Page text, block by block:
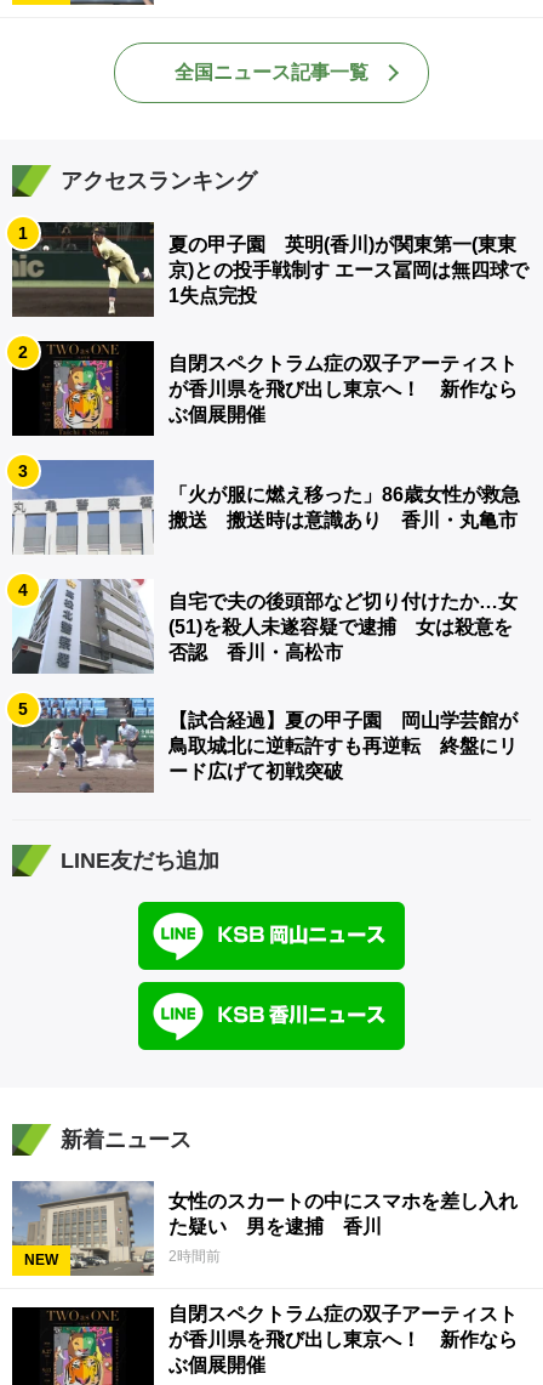
全国ニュース記事一覧
アクセスランキング
1
夏の甲子園 英明(香川)が関東第一(東東
京)との投手戦制す エース冨岡は無四球で
1失点完投
2
自閉スペクトラム症の双子アーティスト
が香川県を飛び出し東京へ！ 新作なら
ぶ個展開催
3
「火が服に燃え移った」86歳女性が救急
搬送 搬送時は意識あり 香川・丸亀市
4
自宅で夫の後頭部など切り付けたか…女
(51)を殺人未遂容疑で逮捕 女は殺意を
否認 香川・高松市
5
【試合経過】夏の甲子園 岡山学芸館が
鳥取城北に逆転許すも再逆転 終盤にリ
ード広げて初戦突破
LINE友だち追加
新着ニュース
NEW
女性のスカートの中にスマホを差し入れ
た疑い 男を逮捕 香川
2時間前
自閉スペクトラム症の双子アーティスト
が香川県を飛び出し東京へ！ 新作なら
ぶ個展開催